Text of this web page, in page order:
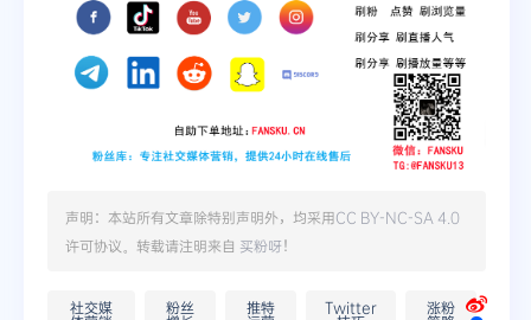
声明：本站所有文章除特别声明外，均采用CC BY-NC-SA 4.0
许可协议。转载请注明来自 买粉呀！
社交媒 粉丝 推特 Twitter 涨粉